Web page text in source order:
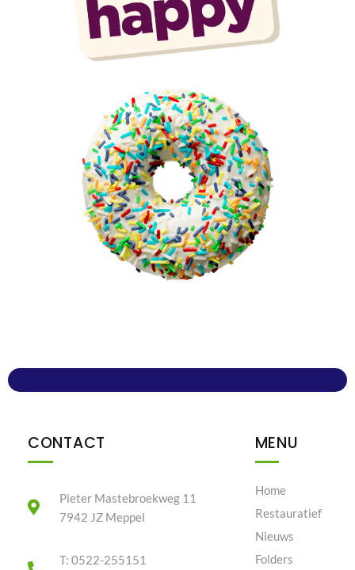
CONTACT
Pieter Mastebroekweg 11
7942 JZ Meppel
T: 0522-255151
MENU
Home
Restauratief
Nieuws
Folders